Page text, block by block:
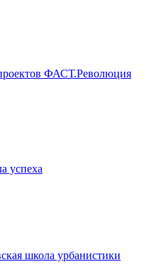
ФАСТ.Революция
успеха
школа урбанистики